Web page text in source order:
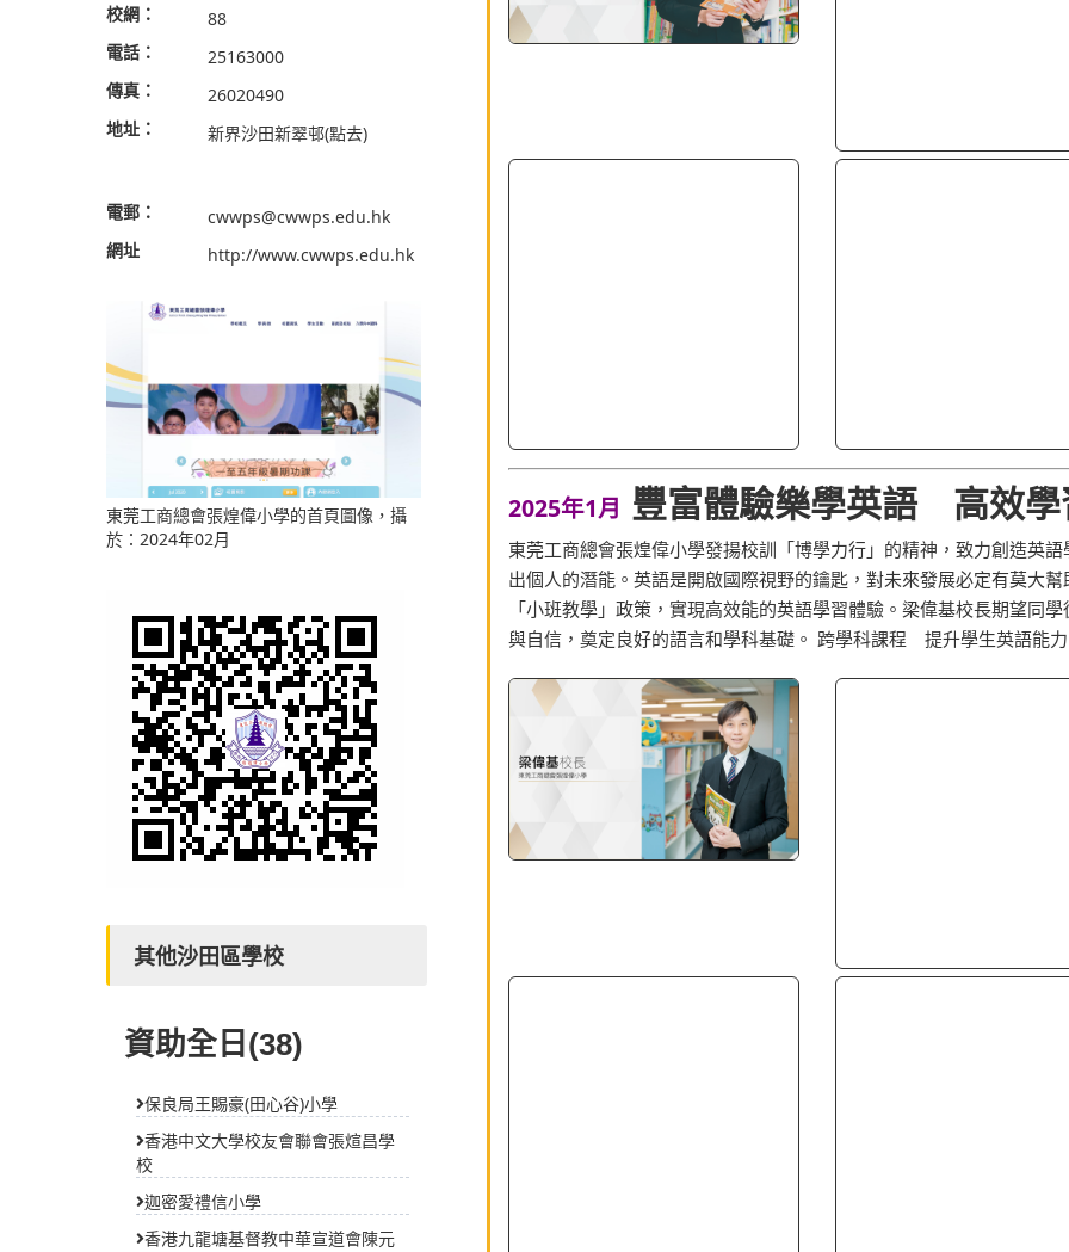
校網：
88
電話：
25163000
傳真：
26020490
地址：
新界沙田新翠邨(點去)
電郵：
cwwps@cwwps.edu.hk
網址
http://www.cwwps.edu.hk
東莞工商總會張煌偉小學的首頁圖像，攝
於：2024年02月
其他沙田區學校
資助全日(38)
保良局王賜豪(田心谷)小學
香港中文大學校友會聯會張煊昌學
校
迦密愛禮信小學
香港九龍塘基督教中華宣道會陳元